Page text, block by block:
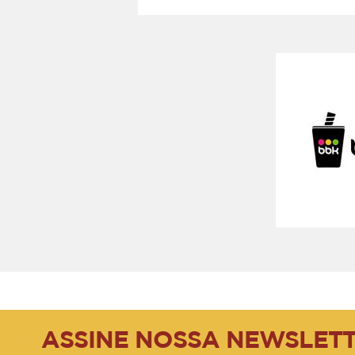
ASSINE NOSSA